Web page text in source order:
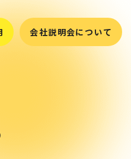
会社説明会について
会社説明会について